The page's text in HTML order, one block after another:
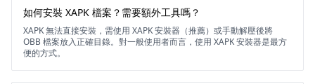
如何安裝 XAPK 檔案？需要額外工具嗎？
XAPK 無法直接安裝，需使用 XAPK 安裝器（推薦）或手動解壓後將
OBB 檔案放入正確目錄。對一般使用者而言，使用 XAPK 安裝器是最方
便的方式。